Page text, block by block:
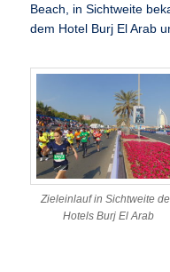
Beach, in Sichtweite
dem Hotel Burj El Arab
Zieleinlauf in Sichtweite
Hotels Burj El Arab